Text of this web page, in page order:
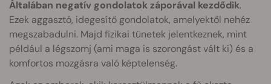
Általában negatív gondolatok záporával kezdődik.
Ezek aggasztó, idegesítő gondolatok, amelyektől nehéz
megszabadulni. Majd fizikai tünetek jelentkeznek, mint
például a légszomj (ami maga is szorongást vált ki) és a
komfortos mozgásra való képtelenség.